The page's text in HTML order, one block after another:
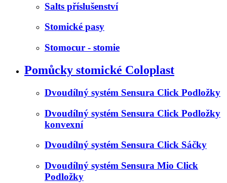
Salts příslušenství
Stomické pasy
Stomocur - stomie
Pomůcky stomické Coloplast
Dvoudílný systém Sensura Click Podložky
Dvoudílný systém Sensura Click Podložky
konvexní
Dvoudílný systém Sensura Click Sáčky
Dvoudílný systém Sensura Mio Click
Podložky